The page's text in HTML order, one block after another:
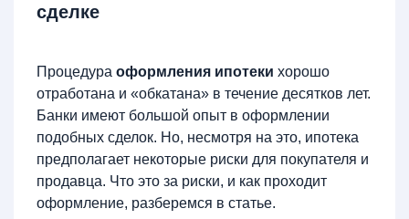
сделке
Процедура оформления ипотеки хорошо
отработана и «обкатана» в течение десятков лет.
Банки имеют большой опыт в оформлении
подобных сделок. Но, несмотря на это, ипотека
предполагает некоторые риски для покупателя и
продавца. Что это за риски, и как проходит
оформление, разберемся в статье.